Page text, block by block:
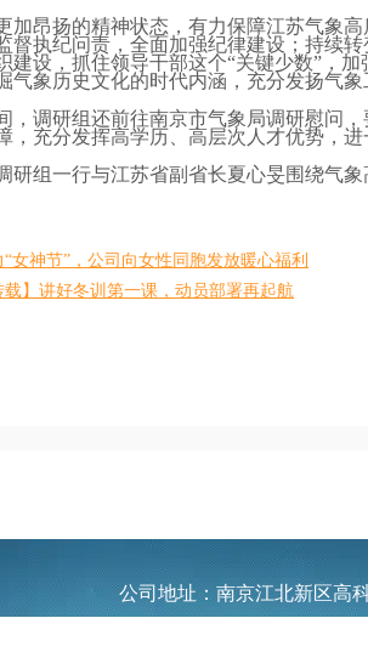
加昂扬的精神状态，有力保障江苏气象
督执纪问责，全面加强纪律建设；持续
建设，抓住领导干部这个“关键少数”，
气象历史文化的时代内涵，充分发扬气
，调研组还前往南京市气象局调研慰问
，充分发挥高学历、高层次人才优势，
研组一行与江苏省副省长夏心旻围绕气
“女神节”，公司向女性同胞发放暖心福利
载】讲好冬训第一课，动员部署再起航
公司地址：南京江北新区